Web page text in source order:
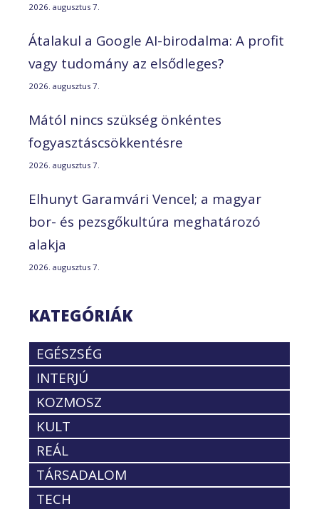
2026. augusztus 7.
Átalakul a Google AI-birodalma: A profit
vagy tudomány az elsődleges?
2026. augusztus 7.
Mától nincs szükség önkéntes
fogyasztáscsökkentésre
2026. augusztus 7.
Elhunyt Garamvári Vencel; a magyar
bor- és pezsgőkultúra meghatározó
alakja
2026. augusztus 7.
KATEGÓRIÁK
EGÉSZSÉG
INTERJÚ
KOZMOSZ
KULT
REÁL
TÁRSADALOM
TECH